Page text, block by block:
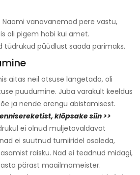
vanavanemad pere vastu,
oli pigem hobi kui amet.
tüdrukud püüdlust saada parimaks.
aitas neil otsuse langetada, oli
puudumine. Juba varakult keeldus
ja nende arengu abistamisest.
klõpsake siin >>
ei olnud muljetavaldavat
ei suutnud turniiridel osaleda,
raisku. Nad ei teadnud midagi,
pärast maailmameister.